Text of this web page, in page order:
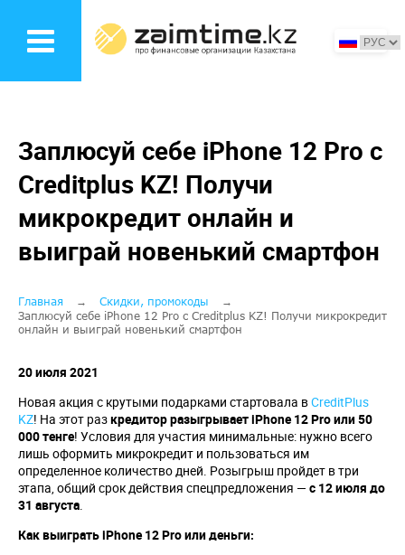
основному
Заплюсуй себе iPhone 12 Pro с
Creditplus KZ! Получи
микрокредит онлайн и
выиграй новенький смартфон
Строка
навигации
Главная
Скидки, промокоды
Заплюсуй себе iPhone 12 Pro с Creditplus KZ! Получи микрокредит
онлайн и выиграй новенький смартфон
20 июля 2021
Новая акция с крутыми подарками стартовала вCreditPlus
KZ! На этот разкредитор разыгрывает iPhone 12 Pro или 50
000 тенге! Условия для участия минимальные: нужно всего
лишь оформить микрокредит и пользоваться им
определенное количество дней. Розыгрыш пройдет в три
этапа, общий срок действия спецпредложения — с 12 июля до
31 августа.
Как выиграть iPhone 12 Pro или деньги: